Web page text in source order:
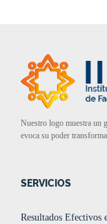
Nuestro logo muestra un
evoca su poder
SERVICIOS
Resultados Efectivos